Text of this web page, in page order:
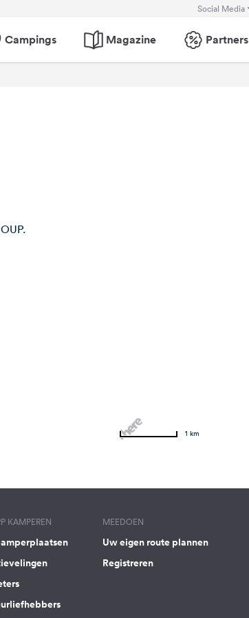
Social Media
Campings Magazine Partners
1 km
KAMPEREN MEEDOEN
Uw eigen route plannen
Registreren